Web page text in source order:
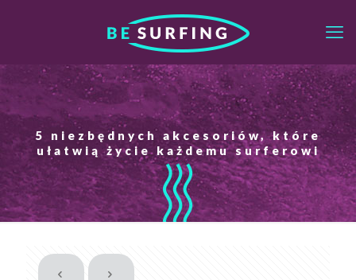
5 niezbędnych akcesoriów, które
ułatwią życie każdemu surferowi